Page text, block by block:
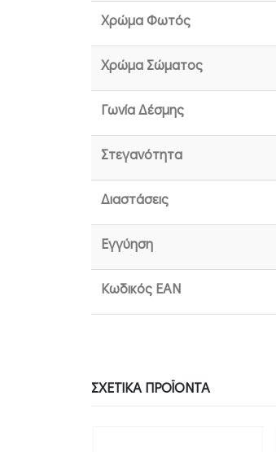
Χρώμα Φωτός
Χρώμα Σώματος
Γωνία Δέσμης
Στεγανότητα
Διαστάσεις
Εγγύηση
Κωδικός EAN
ΣΧΕΤΙΚΆ ΠΡΟΪΌΝΤΑ